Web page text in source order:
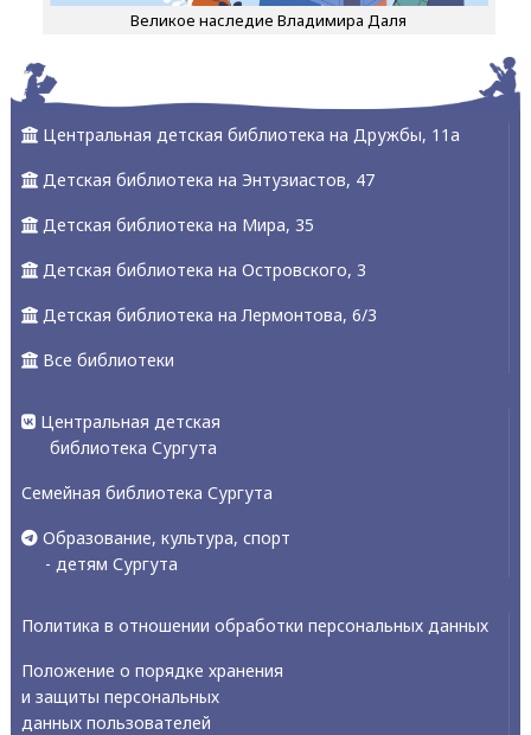
Великое наследие Владимира Даля
Центральная детская библиотека на Дружбы, 11а
Детская библиотека на Энтузиастов, 47
Детская библиотека на Мира, 35
Детская библиотека на Островского, 3
Детская библиотека на Лермонтова, 6/3
Все библиотеки
Центральная детская
библиотека Сургута
Семейная библиотека Сургута
Образование, культура, спорт
- детям Сургута
Политика в отношении обработки персональных данных
Положение о порядке хранения
и защиты персональных
данных пользователей